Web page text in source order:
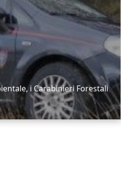
i Carabinieri Forestali